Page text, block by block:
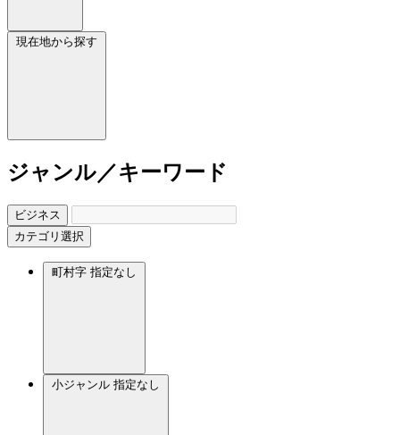
現在地から探す
ジャンル／キーワード
ビジネス
カテゴリ選択
町村字 指定なし
小ジャンル 指定なし